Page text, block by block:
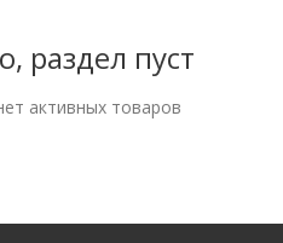
раздел пуст
активных товаров